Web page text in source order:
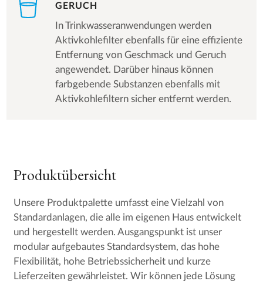
GERUCH
In Trinkwasseranwendungen werden
Aktivkohlefilter ebenfalls für eine effiziente
Entfernung von Geschmack und Geruch
angewendet. Darüber hinaus können
farbgebende Substanzen ebenfalls mit
Aktivkohlefiltern sicher entfernt werden.
Produktübersicht
Unsere Produktpalette umfasst eine Vielzahl von
Standardanlagen, die alle im eigenen Haus entwickelt
und hergestellt werden. Ausgangspunkt ist unser
modular aufgebautes Standardsystem, das hohe
Flexibilität, hohe Betriebssicherheit und kurze
Lieferzeiten gewährleistet. Wir können jede Lösung